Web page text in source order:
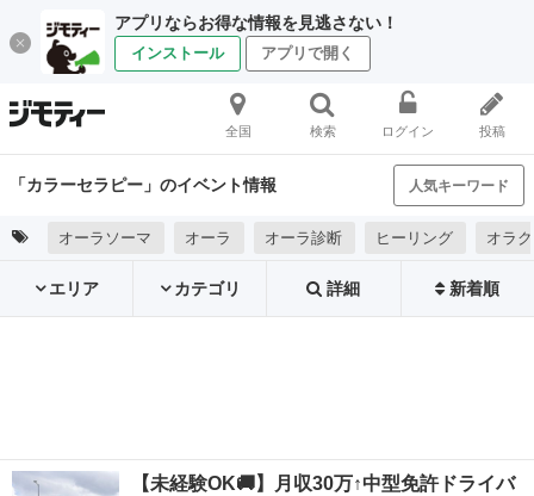
アプリならお得な情報を見逃さない！
インストール アプリで開く
全国 検索 ログイン 投稿
「カラーセラピー」のイベント情報 人気キーワード
オーラソーマ オーラ オーラ診断 ヒーリング オラ
エリア カテゴリ 詳細 新着順
【未経験OK🚚】月収30万↑中型免許ドライバ